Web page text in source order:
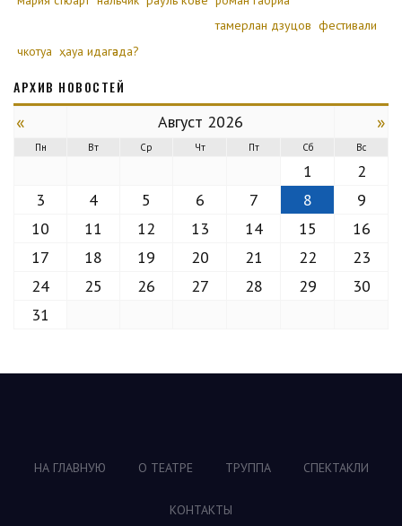
тамерлан дзуцов фестивали
чкотуа ҳауа идагәада?
АРХИВ НОВОСТЕЙ
« Август 2026 »
Пн Вт Ср Чт Пт Сб Вс
1
2
3
4 5 6 7 8
9
10
11 12 13 14 15
16
17
18 19 20 21 22
23
24
25 26 27 28 29
30
31
НА ГЛАВНУЮ О ТЕАТРЕ ТРУППА СПЕКТАКЛИ
КОНТАКТЫ